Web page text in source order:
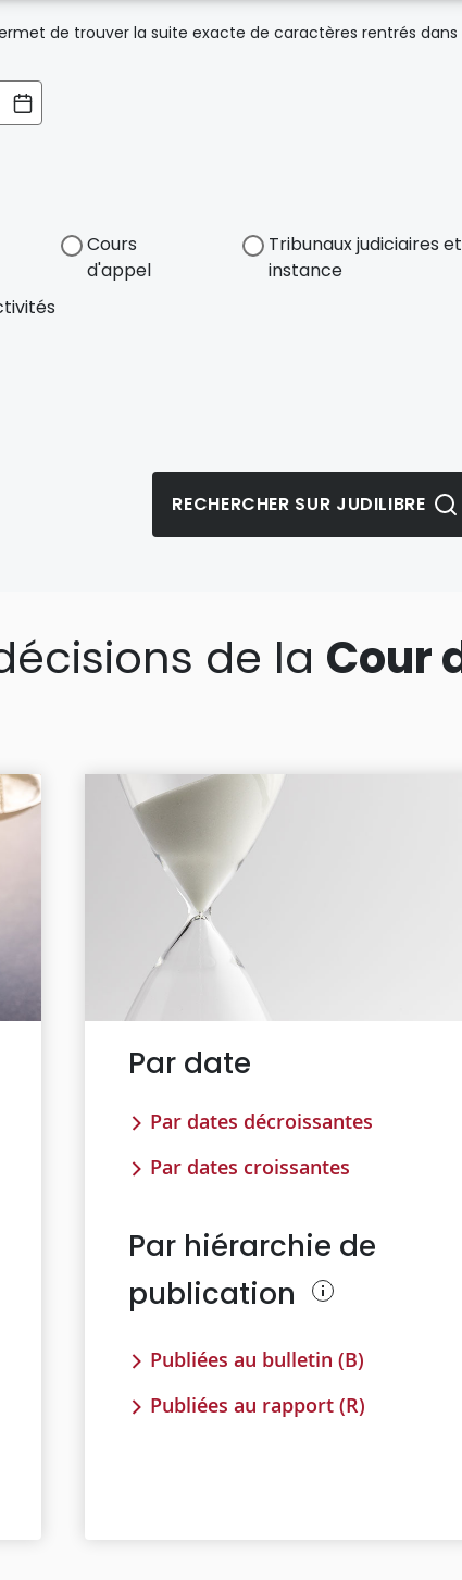
de trouver la suite exacte de caractères rentrés dans
Cours
d'appel
Tribunaux judiciaires
instance
de la Cour
Par date
Par dates décroissantes
Par dates croissantes
Par hiérarchie de
publication
Publiées au bulletin (B)
Publiées au rapport (R)